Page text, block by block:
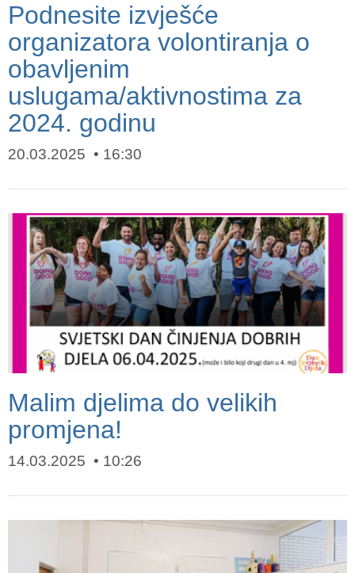
Podnesite izvješće
organizatora volontiranja o
obavljenim
uslugama/aktivnostima za
2024. godinu
20.03.2025 16:30
Malim djelima do velikih
promjena!
14.03.2025 10:26